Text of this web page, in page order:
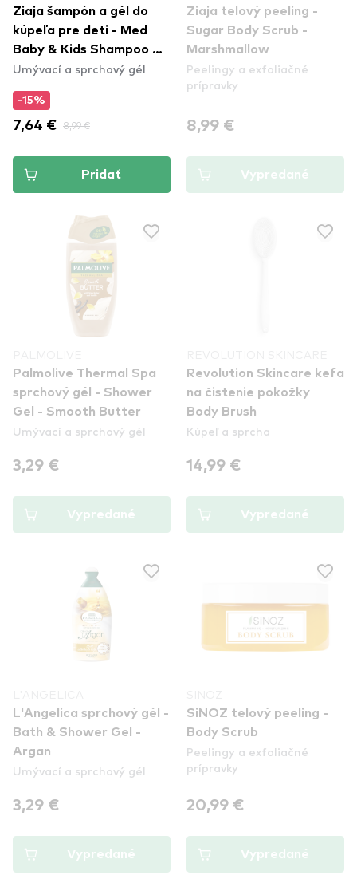
Ziaja šampón a gél do
kúpeľa pre deti - Med
Baby & Kids Shampoo &
Bath Gel
Umývací a sprchový gél
-15%
7,64 € 8,99 €
Pridať
Ziaja telový peeling -
Sugar Body Scrub -
Marshmallow
Peelingy a exfoliačné
prípravky
8,99 €
Vypredané
Palmolive Thermal Spa
sprchový gél - Shower
Gel - Smooth Butter
Umývací a sprchový gél
3,29 €
Vypredané
Revolution Skincare kefa
na čistenie pokožky
Body Brush
Kúpeľ a sprcha
14,99 €
Vypredané
L'Angelica sprchový gél -
Bath & Shower Gel -
Argan
Umývací a sprchový gél
3,29 €
Vypredané
SiNOZ telový peeling -
Body Scrub
Peelingy a exfoliačné
prípravky
20,99 €
Vypredané